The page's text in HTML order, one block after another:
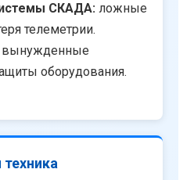
СКАДА: ложные
телеметрии.
вынужденные
оборудования.